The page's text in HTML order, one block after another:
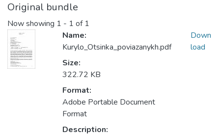
Original bundle
Now showing 1 - 1 of 1
Name:
Kurylo_Otsinka_poviazanykh.pdf
Size:
322.72 KB
Format:
Adobe Portable Document
Format
Description:
Down
load